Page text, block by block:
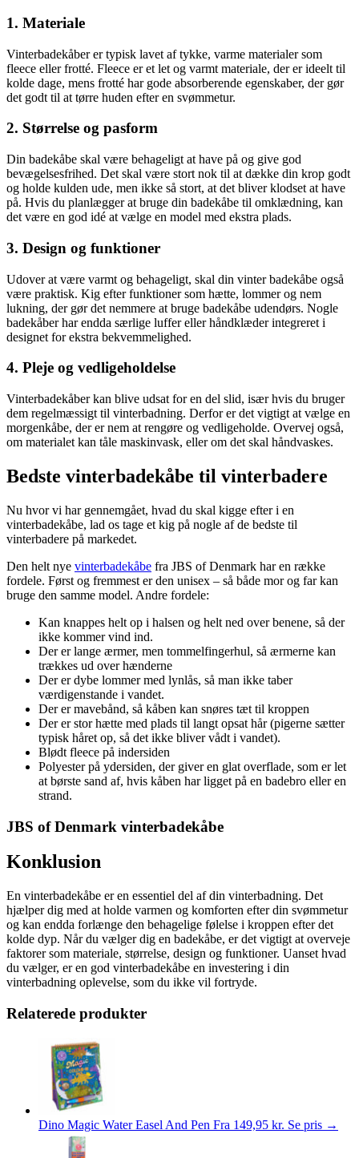
1. Materiale
Vinterbadekåber er typisk lavet af tykke, varme materialer som
fleece eller frotté. Fleece er et let og varmt materiale, der er ideelt til
kolde dage, mens frotté har gode absorberende egenskaber, der gør
det godt til at tørre huden efter en svømmetur.
2. Størrelse og pasform
Din badekåbe skal være behageligt at have på og give god
bevægelsesfrihed. Det skal være stort nok til at dække din krop godt
og holde kulden ude, men ikke så stort, at det bliver klodset at have
på. Hvis du planlægger at bruge din badekåbe til omklædning, kan
det være en god idé at vælge en model med ekstra plads.
3. Design og funktioner
Udover at være varmt og behageligt, skal din vinter badekåbe også
være praktisk. Kig efter funktioner som hætte, lommer og nem
lukning, der gør det nemmere at bruge badekåbe udendørs. Nogle
badekåber har endda særlige luffer eller håndklæder integreret i
designet for ekstra bekvemmelighed.
4. Pleje og vedligeholdelse
Vinterbadekåber kan blive udsat for en del slid, især hvis du bruger
dem regelmæssigt til vinterbadning. Derfor er det vigtigt at vælge en
morgenkåbe, der er nem at rengøre og vedligeholde. Overvej også,
om materialet kan tåle maskinvask, eller om det skal håndvaskes.
Bedste vinterbadekåbe til vinterbadere
Nu hvor vi har gennemgået, hvad du skal kigge efter i en
vinterbadekåbe, lad os tage et kig på nogle af de bedste til
vinterbadere på markedet.
Den helt nye vinterbadekåbe fra JBS of Denmark har en række
fordele. Først og fremmest er den unisex – så både mor og far kan
bruge den samme model. Andre fordele:
Kan knappes helt op i halsen og helt ned over benene, så der
ikke kommer vind ind.
Der er lange ærmer, men tommelfingerhul, så ærmerne kan
trækkes ud over hænderne
Der er dybe lommer med lynlås, så man ikke taber
værdigenstande i vandet.
Der er mavebånd, så kåben kan snøres tæt til kroppen
Der er stor hætte med plads til langt opsat hår (pigerne sætter
typisk håret op, så det ikke bliver vådt i vandet).
Blødt fleece på indersiden
Polyester på ydersiden, der giver en glat overflade, som er let
at børste sand af, hvis kåben har ligget på en badebro eller en
strand.
JBS of Denmark vinterbadekåbe
Konklusion
En vinterbadekåbe er en essentiel del af din vinterbadning. Det
hjælper dig med at holde varmen og komforten efter din svømmetur
og kan endda forlænge den behagelige følelse i kroppen efter det
kolde dyp. Når du vælger dig en badekåbe, er det vigtigt at overveje
faktorer som materiale, størrelse, design og funktioner. Uanset hvad
du vælger, er en god vinterbadekåbe en investering i din
vinterbadning oplevelse, som du ikke vil fortryde.
Relaterede produkter
Dino Magic Water Easel And Pen Fra 149,95 kr. Se pris →